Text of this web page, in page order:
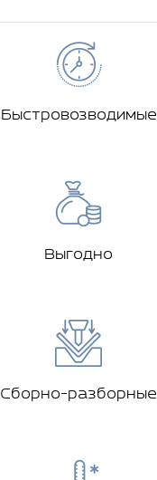
Быстровозводимые
Выгодно
Сборно-разборные